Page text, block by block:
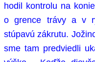
hodil kontrolu na
o grence trávy a v
stúpavú zákrutu.
sme tam predviedli